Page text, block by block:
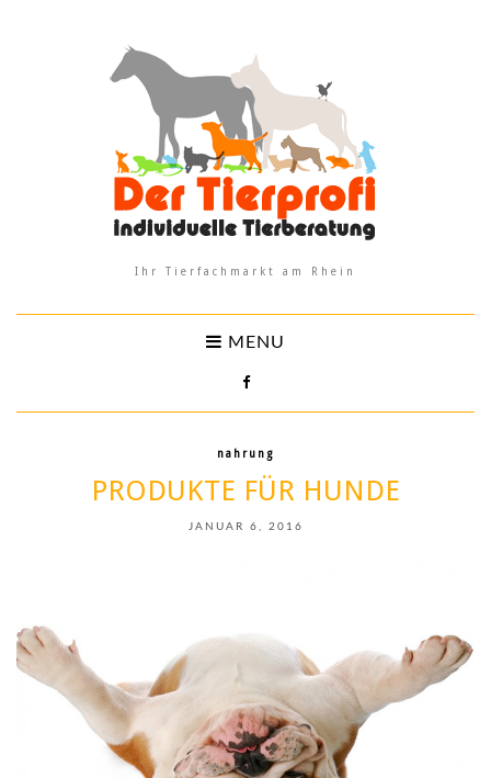
Ihr Tierfachmarkt am Rhein
MENU
nahrung
PRODUKTE FÜR HUNDE
JANUAR 6, 2016